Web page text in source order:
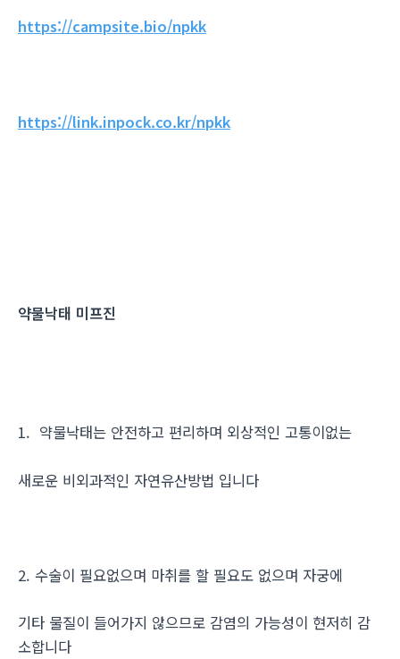
https://campsite.bio/npkk
https://link.inpock.co.kr/npkk
약물낙태 미프진
1. 약물낙태는 안전하고 편리하며 외상적인 고통이없는
새로운 비외과적인 자연유산방법 입니다
2. 수술이 필요없으며 마취를 할 필요도 없으며 자궁에
기타 물질이 들어가지 않으므로 감염의 가능성이 현저히 감
소합니다